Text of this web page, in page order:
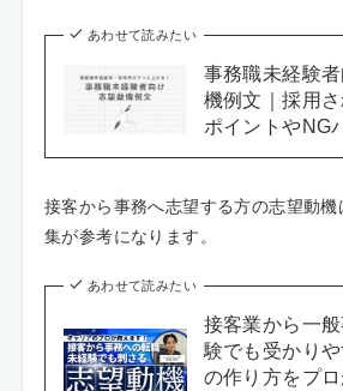
あわせて読みたい
事務職未経験
機例文｜採用
ポイントやNG
接客から事務へ志望する方の志望動
集が参考になります。
あわせて読みたい
接客業から一
験でも受かり
の作り方をプ